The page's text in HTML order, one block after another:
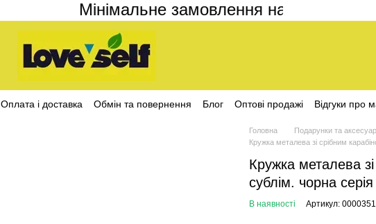
Мінімальне замовлення на сайті
Оплата і доставка Обмін та повернення Блог Оптові продажі
Відгуки про
Головна Подарунки та
Кружка металева зі срібним
Кружка металева
сублім. чорна
В наявності Артикул: